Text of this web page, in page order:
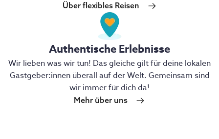
Über flexibles Reisen
Authentische Erlebnisse
Wir lieben was wir tun! Das gleiche gilt für deine lokalen
Gastgeber:innen überall auf der Welt. Gemeinsam sind
wir immer für dich da!
Mehr über uns